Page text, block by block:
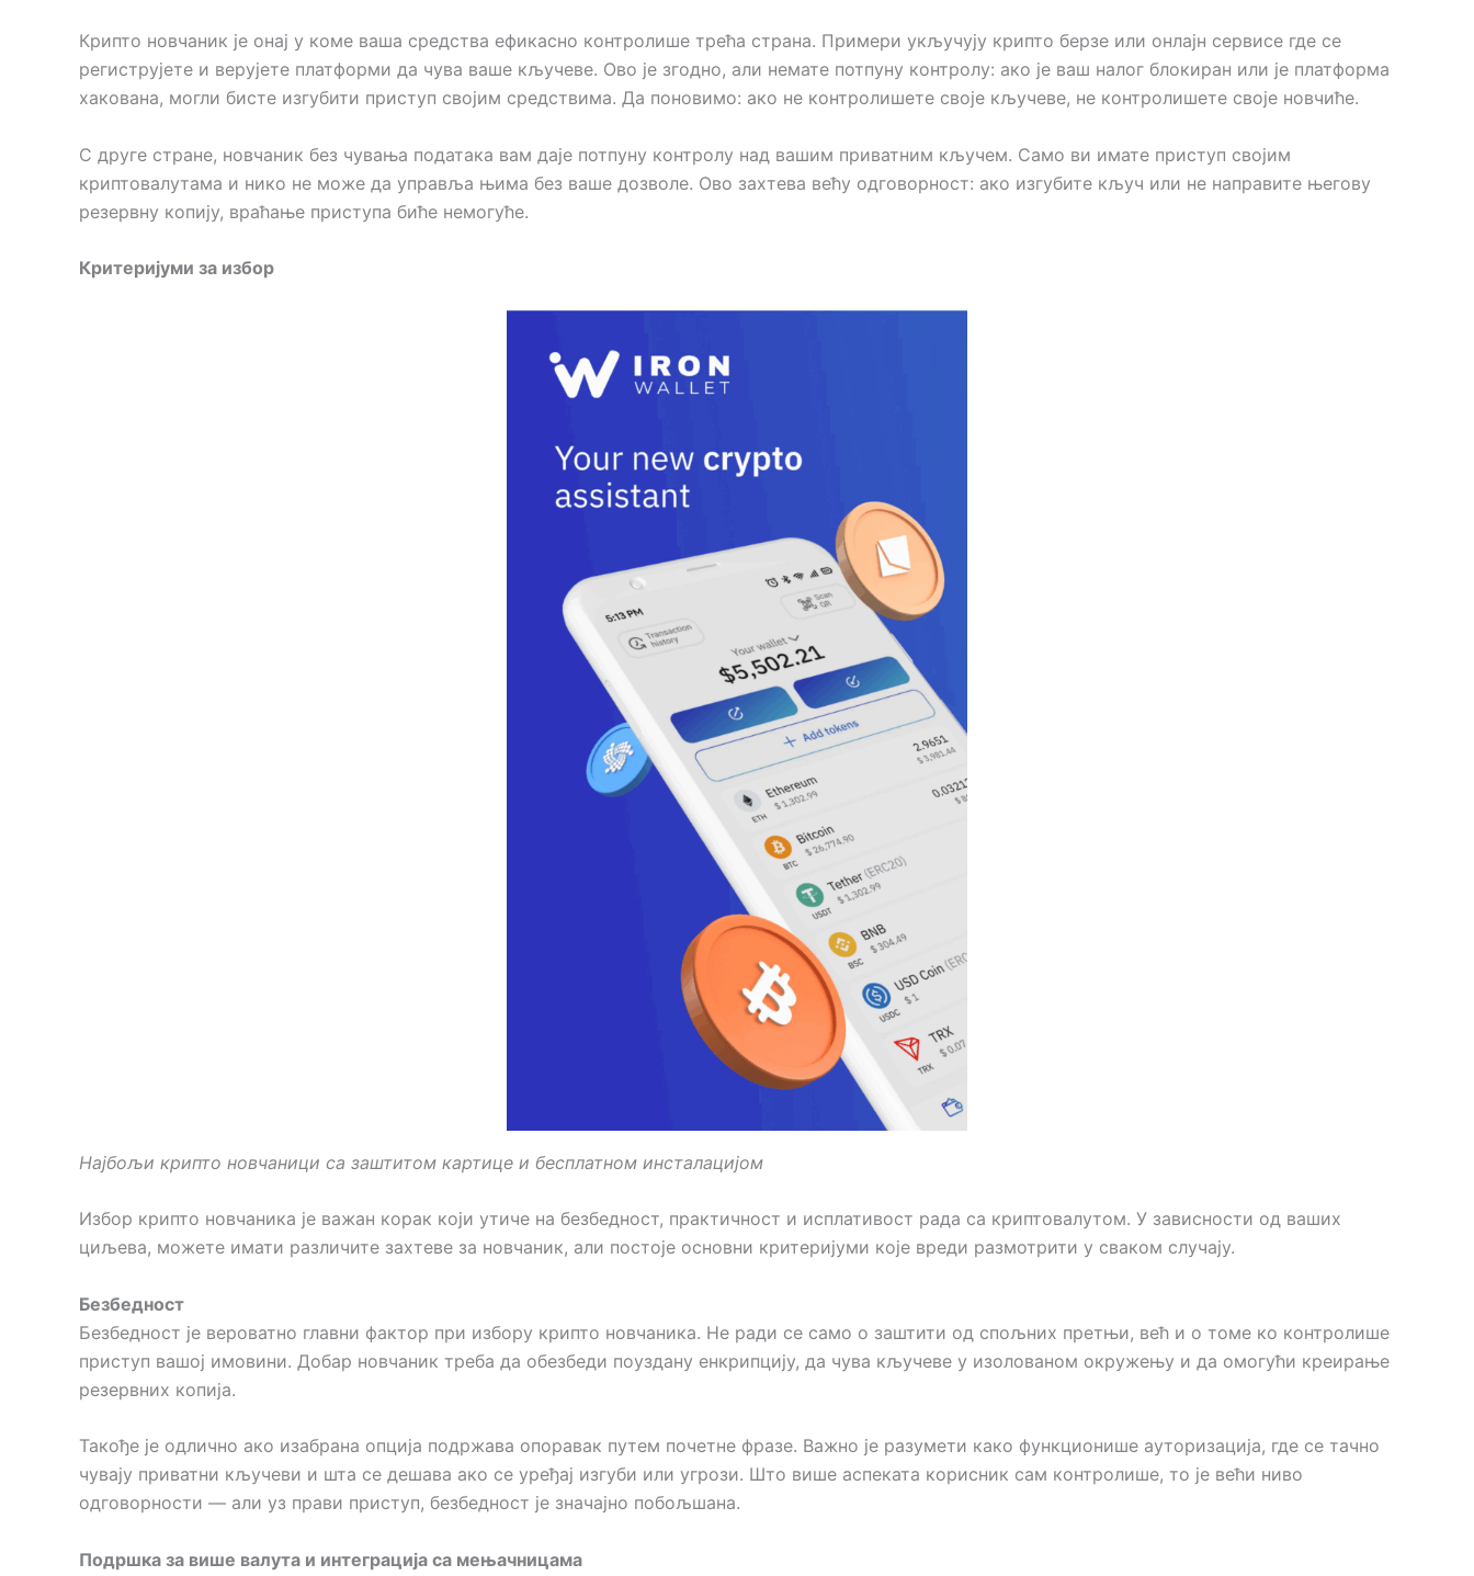
Крипто новчаник је онај у коме ваша средства ефикасно контролише трећа страна. Примери укључују крипто берзе или онлајн сервисе где се
региструјете и верујете платформи да чува ваше кључеве. Ово је згодно, али немате потпуну контролу: ако је ваш налог блокиран или је платформа
хакована, могли бисте изгубити приступ својим средствима. Да поновимо: ако не контролишете своје кључеве, не контролишете своје новчиће.
С друге стране, новчаник без чувања података вам даје потпуну контролу над вашим приватним кључем. Само ви имате приступ својим
криптовалутама и нико не може да управља њима без ваше дозволе. Ово захтева већу одговорност: ако изгубите кључ или не направите његову
резервну копију, враћање приступа биће немогуће.
Критеријуми за избор
Најбољи крипто новчаници са заштитом картице и бесплатном инсталацијом
Избор крипто новчаника је важан корак који утиче на безбедност, практичност и исплативост рада са криптовалутом. У зависности од ваших
циљева, можете имати различите захтеве за новчаник, али постоје основни критеријуми које вреди размотрити у сваком случају.
Безбедност
Безбедност је вероватно главни фактор при избору крипто новчаника. Не ради се само о заштити од спољних претњи, већ и о томе ко контролише
приступ вашој имовини. Добар новчаник треба да обезбеди поуздану енкрипцију, да чува кључеве у изолованом окружењу и да омогући креирање
резервних копија.
Такође је одлично ако изабрана опција подржава опоравак путем почетне фразе. Важно је разумети како функционише ауторизација, где се тачно
чувају приватни кључеви и шта се дешава ако се уређај изгуби или угрози. Што више аспеката корисник сам контролише, то је већи ниво
одговорности — али уз прави приступ, безбедност је значајно побољшана.
Подршка за више валута и интеграција са мењачницама